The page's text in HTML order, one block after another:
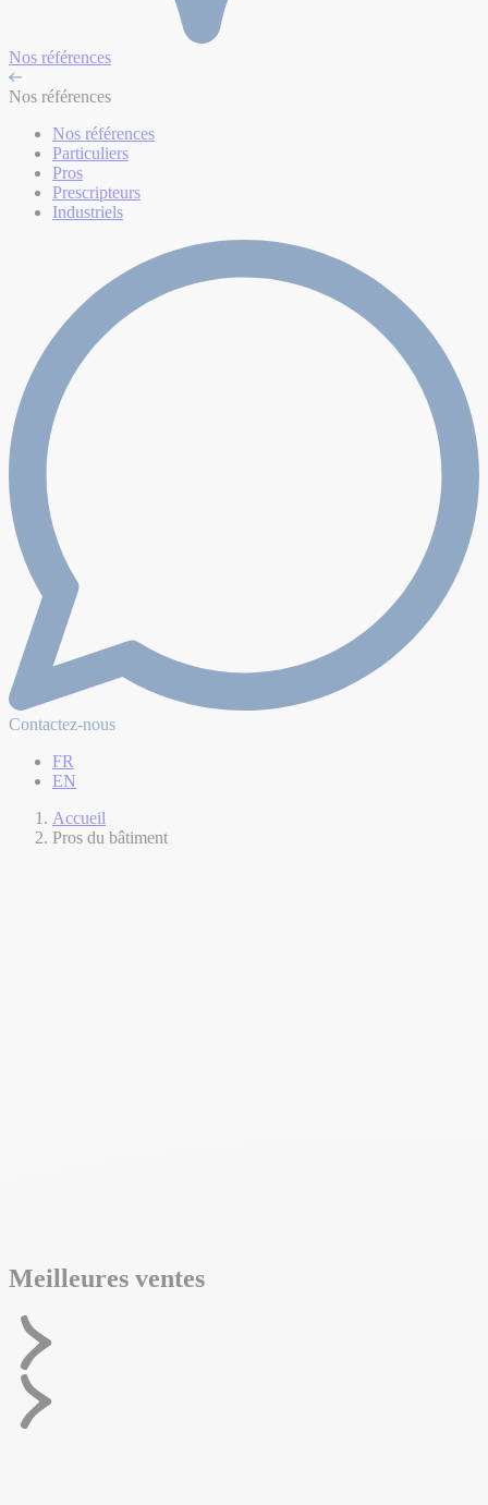
Nos références
Nos références
Nos références
Particuliers
Pros
Prescripteurs
Industriels
Contactez-nous
FR
EN
Accueil
Pros du bâtiment
Meilleures ventes